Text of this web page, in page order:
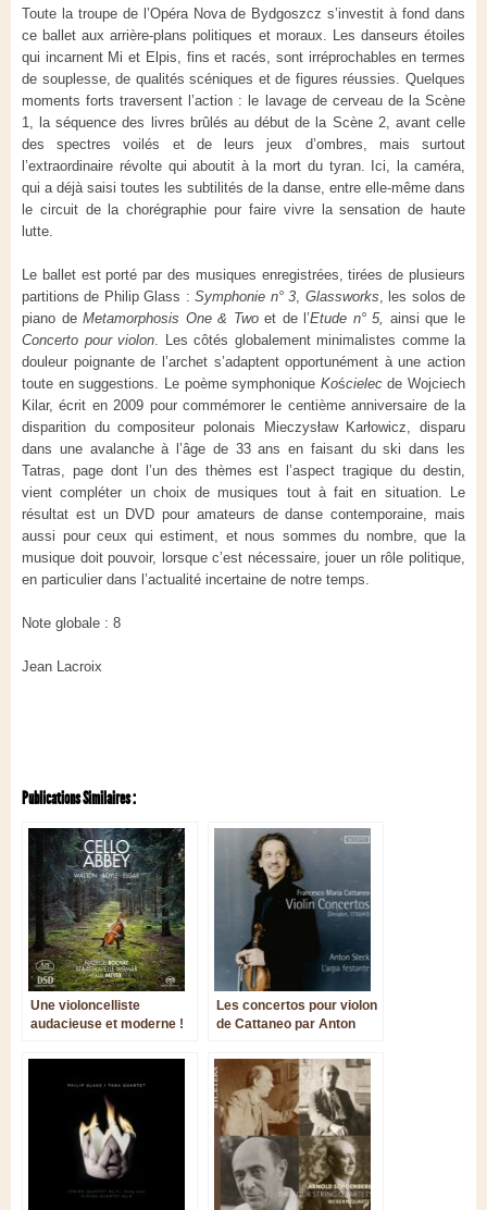
Toute la troupe de l’Opéra Nova de Bydgoszcz s’investit à fond dans
ce ballet aux arrière-plans politiques et moraux. Les danseurs étoiles
qui incarnent Mi et Elpis, fins et racés, sont irréprochables en termes
de souplesse, de qualités scéniques et de figures réussies. Quelques
moments forts traversent l’action : le lavage de cerveau de la Scène
1, la séquence des livres brûlés au début de la Scène 2, avant celle
des spectres voilés et de leurs jeux d’ombres, mais surtout
l’extraordinaire révolte qui aboutit à la mort du tyran. Ici, la caméra,
qui a déjà saisi toutes les subtilités de la danse, entre elle-même dans
le circuit de la chorégraphie pour faire vivre la sensation de haute
lutte.
Le ballet est porté par des musiques enregistrées, tirées de plusieurs
partitions de Philip Glass :Symphonie n° 3, Glassworks, les solos de
piano deMetamorphosis One & Twoet de l’Etude n° 5, ainsi que le
Concerto pour violon. Les côtés globalement minimalistes comme la
douleur poignante de l’archet s’adaptent opportunément à une action
toute en suggestions. Le poème symphonique Kościelecde Wojciech
Kilar, écrit en 2009 pour commémorer le centième anniversaire de la
disparition du compositeur polonais Mieczysław Karłowicz, disparu
dans une avalanche à l’âge de 33 ans en faisant du ski dans les
Tatras, page dont l’un des thèmes est l’aspect tragique du destin,
vient compléter un choix de musiques tout à fait en situation. Le
résultat est un DVD pour amateurs de danse contemporaine, mais
aussi pour ceux qui estiment, et nous sommes du nombre, que la
musique doit pouvoir, lorsque c’est nécessaire, jouer un rôle politique,
en particulier dans l’actualité incertaine de notre temps.
Note globale : 8
Jean Lacroix
Publications Similaires :
Une violoncelliste
audacieuse et moderne !
Les concertos pour violon
de Cattaneo par Anton